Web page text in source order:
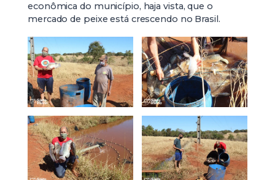
econômica do município, haja vista, que o
mercado de peixe está crescendo no Brasil.